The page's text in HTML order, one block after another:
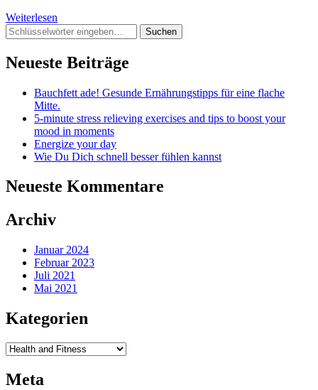
Weiterlesen
Suchst
du
nach
etwas?
Neueste Beiträge
Bauchfett ade! Gesunde Ernährungstipps für eine flache
Mitte.
5-minute stress relieving exercises and tips to boost your
mood in moments
Energize your day
Wie Du Dich schnell besser fühlen kannst
Neueste Kommentare
Archiv
Januar 2024
Februar 2023
Juli 2021
Mai 2021
Kategorien
Kategorien
Meta